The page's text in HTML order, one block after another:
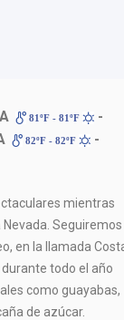
81ºF - 81ºF
-
82ºF - 82ºF
-
mientras
Seguiremos
en la llamada
todo el año
como guayabas,
de azúcar.